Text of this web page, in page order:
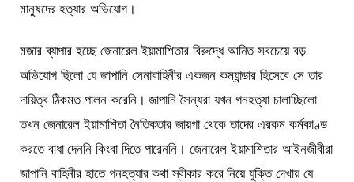
মানুষদের হত্যার অভিযোগ।
মজার ব্যাপার হচ্ছে জেনারেল ইয়ামাশিতার বিরুদ্ধে আনিত সবচেয়ে বড়
অভিযোগ ছিলো যে জাপানি সেনাবাহিনীর একজন কম্যান্ডার হিসেবে সে তার
দায়িত্ব ঠিকমত পালন করেনি। জাপানি সৈন্যরা যখন গনহত্যা চালাচ্ছিলো
তখন জেনারেল ইয়ামাশিতা নৈতিকতার জায়গা থেকে তাদের এরকম কর্মকাণ্ড
করতে বাধা দেননি কিংবা দিতে পারেননি। জেনারেল ইয়ামাশিতার আইনজীবীরা
জাপানি বাহিনীর হাতে গনহত্যার কথা স্বীকার করে নিয়ে যুক্তি দেখায় যে